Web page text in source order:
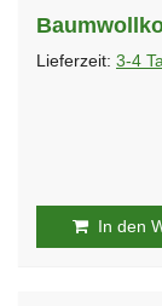
Lieferzeit: 3-4
In den